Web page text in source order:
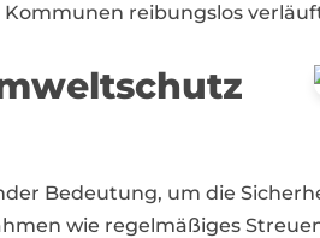
reibungslos
Bedeutung, um die
wie regelmäßiges